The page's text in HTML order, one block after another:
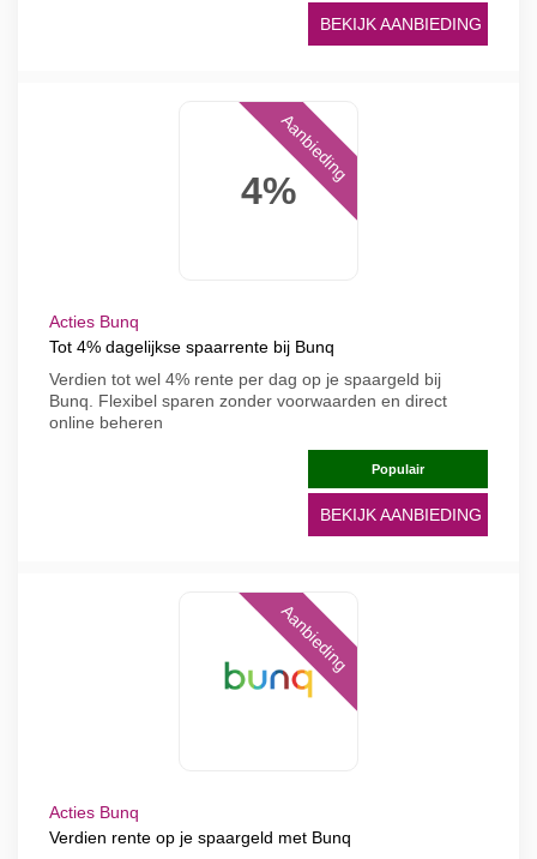
BEKIJK AANBIEDING
4%
Aanbieding
Acties Bunq
Tot 4% dagelijkse spaarrente bij Bunq
Verdien tot wel 4% rente per dag op je spaargeld bij
Bunq. Flexibel sparen zonder voorwaarden en direct
online beheren
Populair
BEKIJK AANBIEDING
Aanbieding
Acties Bunq
Verdien rente op je spaargeld met Bunq